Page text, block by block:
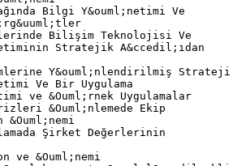
Bilgi Y&ouml;netimi Ve
Bilişim Teknolojisi Ve
Stratejik A&ccedil;ıdan
Y&ouml;nlendirilmiş Strateji
Ve Bir Uygulama
ve &Ouml;rnek Uygulamalar
&Ouml;nlemede Ekip
&Ouml;nemi
Şirket Değerlerinin
&Ouml;nemi